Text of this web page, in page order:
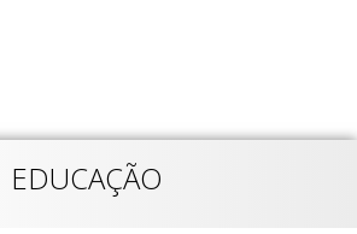
EDUCAÇÃO